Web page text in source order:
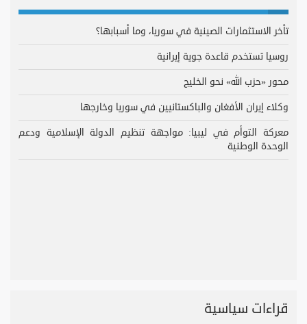
تأخر الاستثمارات الصينية في سوريا، وما أسبابها؟
روسيا تستخدم قاعدة جوية إيرانية
محور «حزب الله» نحو الخليج
وكلاء إيران الأفغان والباكستانيين في سوريا وخارجها
معركة التوأم في ليبيا: مواجهة تنظيم الدولة الإسلامية ودعم
الوحدة الوطنية
قراءات سياسية